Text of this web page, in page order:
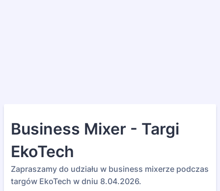
Business Mixer - Targi
EkoTech
Zapraszamy do udziału w business mixerze podczas
targów EkoTech w dniu 8.04.2026.